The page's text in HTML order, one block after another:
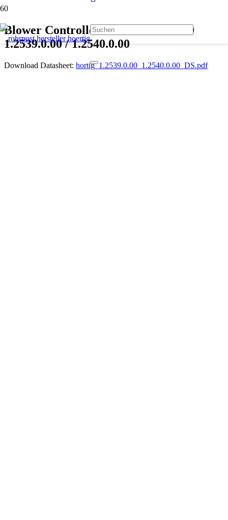
Blower Controller H61F AIR CARD
1.2539.0.00 / 1.2540.0.00
Download Datasheet: hortig_1.2539.0.00_1.2540.0.00_DS.pdf